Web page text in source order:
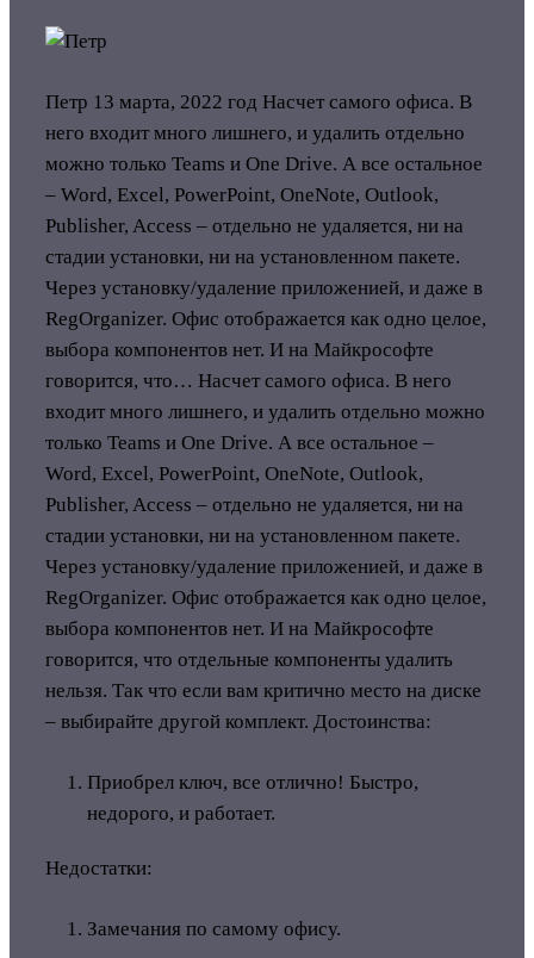
Петр 13 марта, 2022 год Насчет самого офиса. В
него входит много лишнего, и удалить отдельно
можно только Teams и One Drive. А все остальное
– Word, Excel, PowerPoint, OneNote, Outlook,
Publisher, Access – отдельно не удаляется, ни на
стадии установки, ни на установленном пакете.
Через установку/удаление приложенией, и даже в
RegOrganizer. Офис отображается как одно целое,
выбора компонентов нет. И на Майкрософте
говорится, что… Насчет самого офиса. В него
входит много лишнего, и удалить отдельно можно
только Teams и One Drive. А все остальное –
Word, Excel, PowerPoint, OneNote, Outlook,
Publisher, Access – отдельно не удаляется, ни на
стадии установки, ни на установленном пакете.
Через установку/удаление приложенией, и даже в
RegOrganizer. Офис отображается как одно целое,
выбора компонентов нет. И на Майкрософте
говорится, что отдельные компоненты удалить
нельзя. Так что если вам критично место на диске
– выбирайте другой комплект. Достоинства:
Приобрел ключ, все отлично! Быстро,
недорого, и работает.
Недостатки:
Замечания по самому офису.